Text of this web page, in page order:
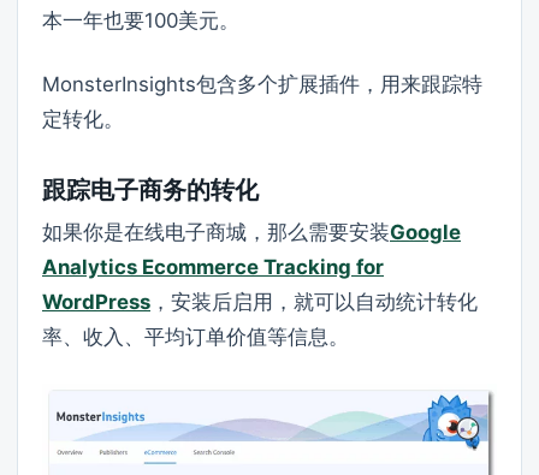
本一年也要100美元。
MonsterInsights包含多个扩展插件，用来跟踪特
定转化。
跟踪电子商务的转化
如果你是在线电子商城，那么需要安装Google
Analytics Ecommerce Tracking for
WordPress ，安装后启用，就可以自动统计转化
率、收入、平均订单价值等信息。